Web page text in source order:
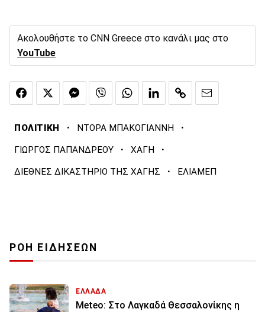
Ακολουθήστε το CNN Greece στο κανάλι μας στο
YouTube
ΠΟΛΙΤΙΚΗ · ΝΤΟΡΑ ΜΠΑΚΟΓΙΑΝΝΗ ·
ΓΙΩΡΓΟΣ ΠΑΠΑΝΔΡΕΟΥ · ΧΑΓΗ ·
ΔΙΕΘΝΕΣ ΔΙΚΑΣΤΗΡΙΟ ΤΗΣ ΧΑΓΗΣ · ΕΛΙΑΜΕΠ
ΡΟΗ ΕΙΔΗΣΕΩΝ
ΕΛΛΑΔΑ
Meteo: Στο Λαγκαδά Θεσσαλονίκης η